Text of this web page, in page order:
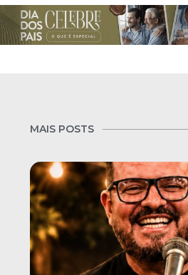
MAIS POSTS